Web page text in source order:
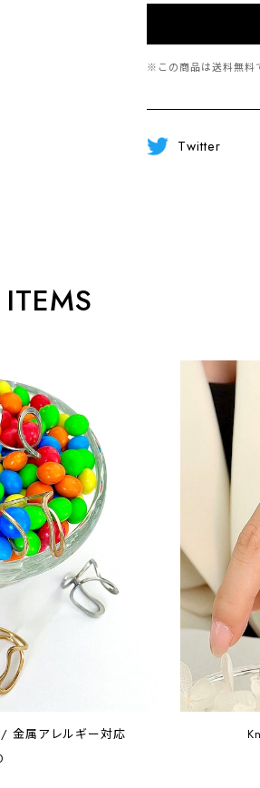
※この商品は送料無料
Twitter
金属アレルギー対応